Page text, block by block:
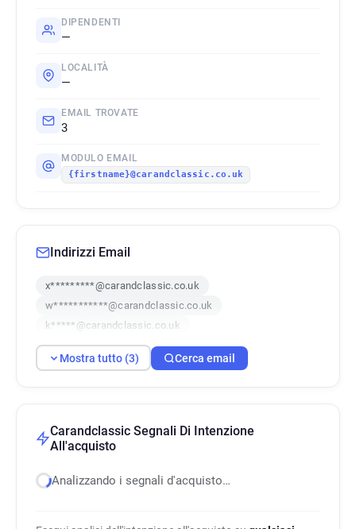
DIPENDENTI
—
LOCALITÀ
—
EMAIL TROVATE
3
MODULO EMAIL
{firstname}@carandclassic.co.uk
Indirizzi Email
x*********@carandclassic.co.uk
w***********@carandclassic.co.uk
k*****@carandclassic.co.uk
Mostra tutto (3) Cerca email
Carandclassic Segnali Di Intenzione
All'acquisto
Analizzando i segnali d'acquisto…